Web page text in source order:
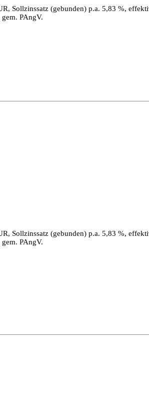
Sollzinssatz (gebunden) p.a. 5,83 %,
PAngV.
Sollzinssatz (gebunden) p.a. 5,83 %,
PAngV.